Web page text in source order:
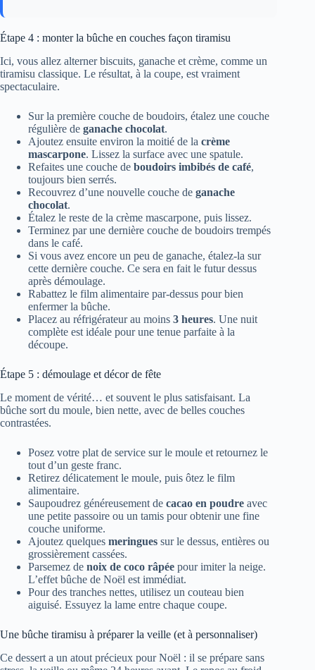
Étape 4 : monter la bûche en couches façon tiramisu
Ici, vous allez alterner biscuits, ganache et crème, comme un
tiramisu classique. Le résultat, à la coupe, est vraiment
spectaculaire.
Sur la première couche de boudoirs, étalez une couche
régulière de ganache chocolat.
Ajoutez ensuite environ la moitié de la crème
mascarpone. Lissez la surface avec une spatule.
Refaites une couche de boudoirs imbibés de café,
toujours bien serrés.
Recouvrez d’une nouvelle couche de ganache
chocolat.
Étalez le reste de la crème mascarpone, puis lissez.
Terminez par une dernière couche de boudoirs trempés
dans le café.
Si vous avez encore un peu de ganache, étalez-la sur
cette dernière couche. Ce sera en fait le futur dessus
après démoulage.
Rabattez le film alimentaire par-dessus pour bien
enfermer la bûche.
Placez au réfrigérateur au moins 3 heures. Une nuit
complète est idéale pour une tenue parfaite à la
découpe.
Étape 5 : démoulage et décor de fête
Le moment de vérité… et souvent le plus satisfaisant. La
bûche sort du moule, bien nette, avec de belles couches
contrastées.
Posez votre plat de service sur le moule et retournez le
tout d’un geste franc.
Retirez délicatement le moule, puis ôtez le film
alimentaire.
Saupoudrez généreusement de cacao en poudre avec
une petite passoire ou un tamis pour obtenir une fine
couche uniforme.
Ajoutez quelques meringues sur le dessus, entières ou
grossièrement cassées.
Parsemez de noix de coco râpée pour imiter la neige.
L’effet bûche de Noël est immédiat.
Pour des tranches nettes, utilisez un couteau bien
aiguisé. Essuyez la lame entre chaque coupe.
Une bûche tiramisu à préparer la veille (et à personnaliser)
Ce dessert a un atout précieux pour Noël : il se prépare sans